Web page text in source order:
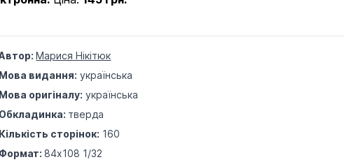
Марися Нікітюк
Мова видання: українська
Мова оригіналу: українська
Обкладинка: тверда
Кількість сторінок: 160
Формат:84х108 1/32